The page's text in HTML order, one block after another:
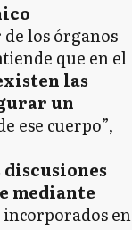
los órganos
que en el
las
un
ese cuerpo”,
mediante
en